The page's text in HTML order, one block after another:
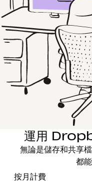
運用
無論是儲存和共享
都
選擇計費週期
按月計費